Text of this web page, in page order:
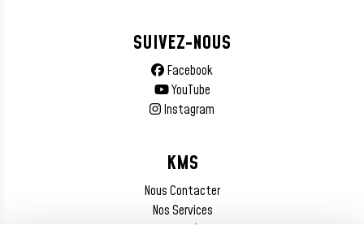
SUIVEZ-NOUS
Facebook
YouTube
Instagram
KMS
Nous Contacter
Nos Services